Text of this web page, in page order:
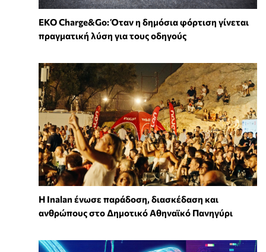
EKO Charge&Go: Όταν η δημόσια φόρτιση γίνεται
πραγματική λύση για τους οδηγούς
Η Inalan ένωσε παράδοση, διασκέδαση και
ανθρώπους στο Δημοτικό Αθηναϊκό Πανηγύρι